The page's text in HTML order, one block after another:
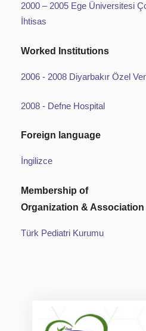
2000 – 2005 Ege Üniversitesi
İhtisas
Worked Institutions
2006 - 2008 Diyarbakır Özel
2008 - Defne Hospital
Foreign language
İngilizce
Membership of
Organization & Association
Türk Pediatri Kurumu